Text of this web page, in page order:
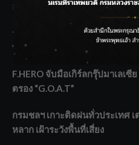
ลาโลกนี้ ให้ใส่บาตรสิ่งนั้นไว้ตอน
ราชเลขานุการในพระองค์ฯ ติดต
ทรายใต้ เสริมความมั่นคงน้ำเพชร
F.HERO จับมือเกิร์ลกรุ๊ปมาเลเซี
ตรอง “G.O.A.T”
กรมชลฯ เกาะติดฝนทั่วประเทศ
หลาก เฝ้าระวังพื้นที่เสี่ยง